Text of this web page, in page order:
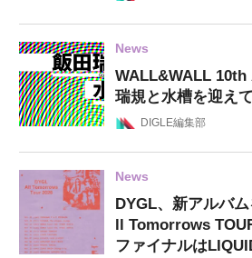
News
WALL&WALL
瑞規と水槽を迎え
DIGLE編集部
News
DYGL、新アルバ
ll Tomorrows
ファイナルは